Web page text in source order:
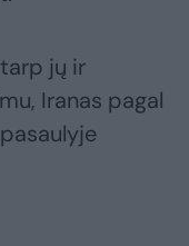
jų ir
Iranas pagal